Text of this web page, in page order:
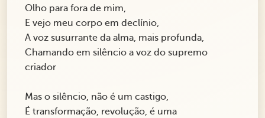
Olho para fora de mim,
E vejo meu corpo em declínio,
A voz susurrante da alma, mais profunda,
Chamando em silêncio a voz do supremo
criador
Mas o silêncio, não é um castigo,
É transformação, revolução, é uma